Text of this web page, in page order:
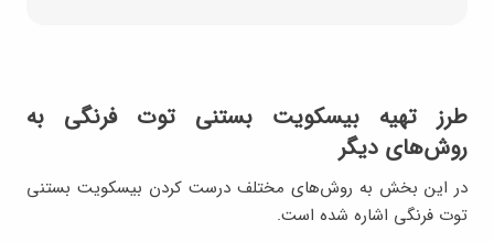
طرز تهیه بیسکویت بستنی توت فرنگی به
روش‌های دیگر
در این بخش به روش‌های مختلف درست کردن بیسکویت بستنی
توت فرنگی اشاره شده است.